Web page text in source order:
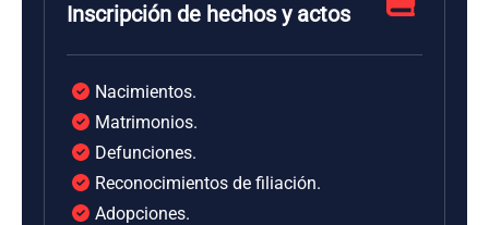
Inscripción de hechos y actos
Nacimientos.
Matrimonios.
Defunciones.
Reconocimientos de filiación.
Adopciones.